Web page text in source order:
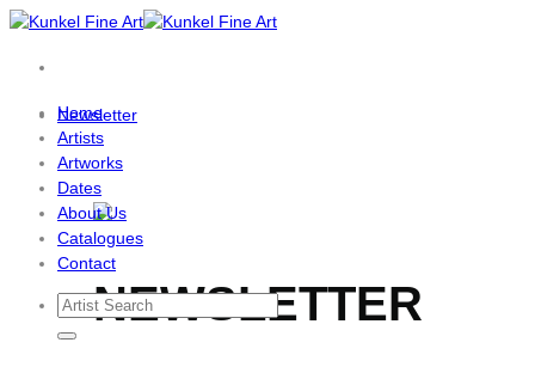
Skip
content
Newsletter
NEWSLETTER
Home
Artists
Artworks
Dates
About Us
Catalogues
Contact